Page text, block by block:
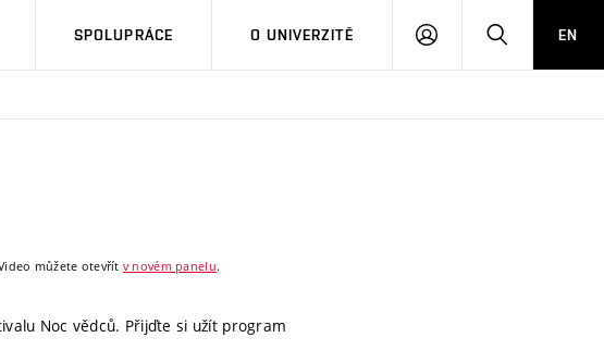
SPOLUPRÁCE O UNIVERZITĚ
PŘIHLÁSIT HLEDATEN
můžete otevřít v novém panelu.
Noc vědců. Přijďte si užít program